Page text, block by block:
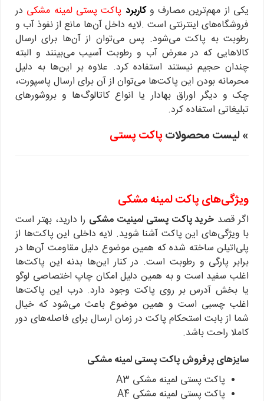
یکی از مهم‌ترین مصارف وکاربرد پاکت پستی لمینه مشکی در
فروشگاه‌های اینترنتی است .لایه داخل آن‌ها مانع از نفوذ آب و
رطوبت به پاکت می‌شود. پس می‌توان از آن‌ها برای ارسال
کالاهایی که در معرض آب و رطوبت آسیب می‌بینند و البته
چندان حجیم نیستند استفاده کرد. علاوه بر این‌ها به دلیل
محرمانه بودن این پاکت‌ها می‌توان از آن برای ارسال پاسپورت،
چک و دیگر اوراق بهادار یا انواع کاتالوگ‌ها و بروشورهای
تبلیغاتی استفاده کرد.
» لیست محصولاتپاکت پستی
ویژگی‌های پاکت لمینه مشکی
اگر قصد خرید پاکت پستی لمینیت مشکی را دارید، بهتر است
با ویژگی‌های این پاکت آشنا شوید. لایه داخلی این پاکت‌ها از
پلی‌اتیلن ساخته شده که همین موضوع دلیل مقاومت آن‌ها در
برابر پارگی و رطوبت است. در کنار این‌ها بدنه این پاکت‌ها
اغلب سفید است و به همین دلیل امکان چاپ اختصاصی لوگو
یا بخش آدرس بر روی پاکت وجود دارد. درب این پاکت‌ها
اغلب چسبی است و همین موضوع باعث می‌شود که خیال
شما از بابت استحکام پاکت در زمان ارسال برای فاصله‌های دور
کاملا راحت باشد.
سایزهای پرفروش پاکت پستی لمینه مشکی
پاکت پستی لمینه مشکی A3
پاکت پستی لمینه مشکی A4